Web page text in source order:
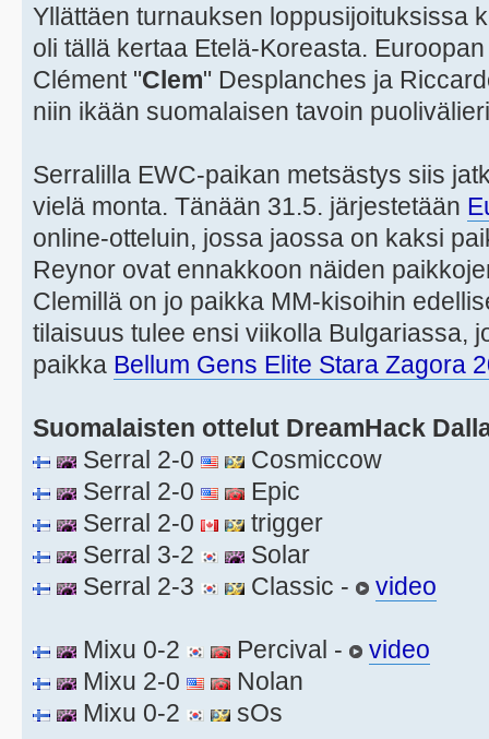
Yllättäen turnauksen loppusijoituksissa
oli tällä kertaa Etelä-Koreasta.
Clément "Clem" Desplanches ja
niin ikään suomalaisen tavoin
Serralilla EWC-paikan metsästys siis
vielä monta. Tänään 31.5. järjestetään
online-otteluin, jossa jaossa on kaksi
Reynor ovat ennakkoon näiden
Clemillä on jo paikka MM-kisoihin
tilaisuus tulee ensi viikolla Bulgariassa,
paikka Bellum Gens Elite Stara Zagora
Suomalaisten ottelut DreamHack
Serral 2-0
Cosmiccow
Serral 2-0
Epic
Serral 2-0
trigger
Serral 3-2
Solar
Serral 2-3
Classic - video
Mixu 0-2 Percival -
video
Mixu 2-0
Nolan
Mixu 0-2
sOs